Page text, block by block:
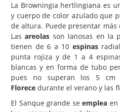
Árboles y Palmeras
Arbustos y Trepadoras
Cactus y Suculentas
La Browningia hertlingiana es
y cuerpo de color azulado que
de altura. Puede presentar más
Lasareolas son lanosas en la
tienen de 6 a 10 espinas
punta rojiza y de 1 a 4
blancas y en forma de tubo
pues no superan los 5 cm
Florece durante el verano y las
El Sanque grande se emplea en